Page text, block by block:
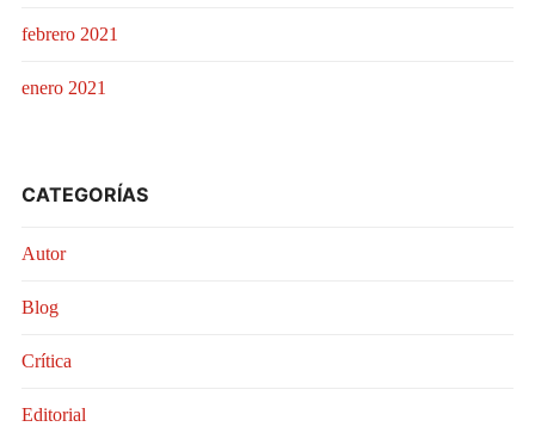
febrero 2021
enero 2021
CATEGORÍAS
Autor
Blog
Crítica
Editorial